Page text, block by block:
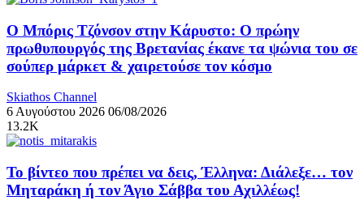
Ο Μπόρις Τζόνσον στην Κάρυστο: Ο πρώην
πρωθυπουργός της Βρετανίας έκανε τα ψώνια του σε
σούπερ μάρκετ & χαιρετούσε τον κόσμο
Skiathos Channel
6 Αυγούστου 2026 06/08/2026
13.2K
Το βίντεο που πρέπει να δεις, Έλληνα: Διάλεξε… τον
Μηταράκη ή τον Άγιο Σάββα του Αχιλλέως!